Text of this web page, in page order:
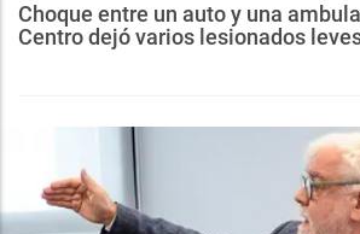
Choque entre un auto y una
Centro dejó varios lesionados